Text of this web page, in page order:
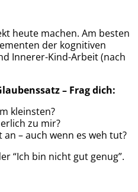
heute machen. Am besten
der kognitiven
Innerer-Kind-Arbeit (nach
– Frag dich:
kleinsten?
zu mir?
– auch wenn es weh tut?
“Ich bin nicht gut genug”.